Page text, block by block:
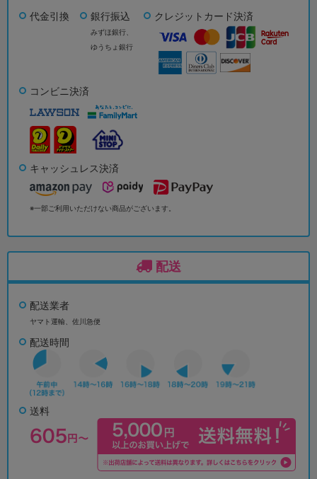
代金引換 銀行振込
みずほ銀行、
ゆうちょ銀行
クレジットカード決済
コンビニ決済
キャッシュレス決済
※一部ご利用いただけない商品がございます。
配送
配送業者
ヤマト運輸、佐川急便
配送時間
送料